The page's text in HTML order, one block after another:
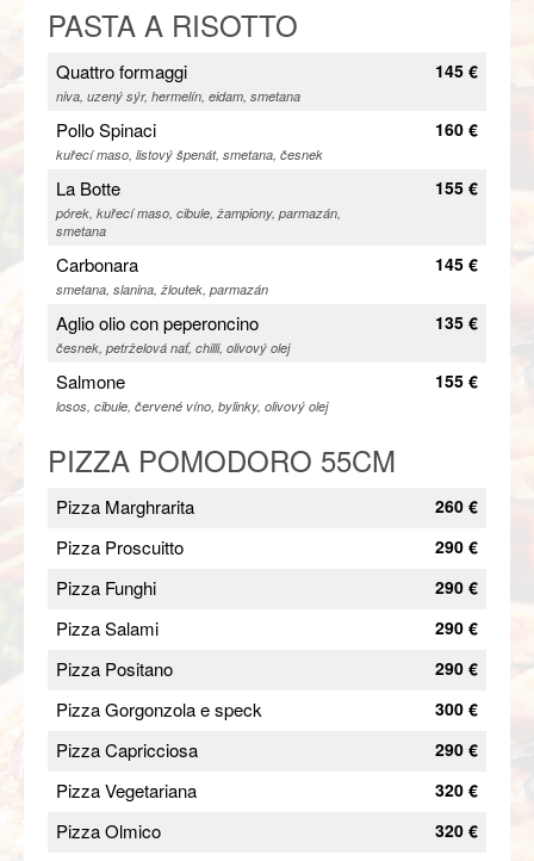
PASTA A RISOTTO
Quattro formaggi
niva, uzený sýr, hermelín, eidam, smetana
145 €
Pollo Spinaci
kuřecí maso, listový špenát, smetana, česnek
160 €
La Botte
pórek, kuřecí maso, cibule, žampiony, parmazán,
smetana
155 €
Carbonara
smetana, slanina, žloutek, parmazán
145 €
Aglio olio con peperoncino
česnek, petrželová nať, chilli, olivový olej
135 €
Salmone
losos, cibule, červené víno, bylinky, olivový olej
155 €
PIZZA POMODORO 55CM
Pizza Marghrarita 260 €
Pizza Proscuitto 290 €
Pizza Funghi 290 €
Pizza Salami 290 €
Pizza Positano 290 €
Pizza Gorgonzola e speck 300 €
Pizza Capricciosa 290 €
Pizza Vegetariana 320 €
Pizza Olmico 320 €